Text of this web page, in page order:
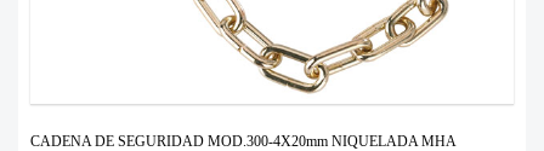
CADENA DE SEGURIDAD MOD.300-4X20mm NIQUELADA MHA